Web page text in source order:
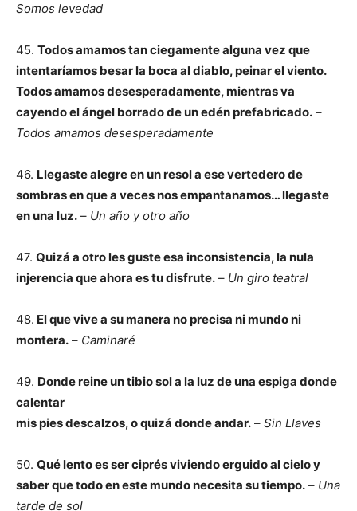
Somos levedad
45. Todos amamos tan ciegamente alguna vez que
intentaríamos besar la boca al diablo, peinar el viento.
Todos amamos desesperadamente, mientras va
cayendo el ángel borrado de un edén prefabricado. –
Todos amamos desesperadamente
46. Llegaste alegre en un resol a ese vertedero de
sombras en que a veces nos empantanamos… llegaste
en una luz. – Un año y otro año
47. Quizá a otro les guste esa inconsistencia, la nula
injerencia que ahora es tu disfrute. – Un giro teatral
48. El que vive a su manera no precisa ni mundo ni
montera. – Caminaré
49. Donde reine un tibio sol a la luz de una espiga donde
calentar
mis pies descalzos, o quizá donde andar. – Sin Llaves
50. Qué lento es ser ciprés viviendo erguido al cielo y
saber que todo en este mundo necesita su tiempo. – Una
tarde de sol